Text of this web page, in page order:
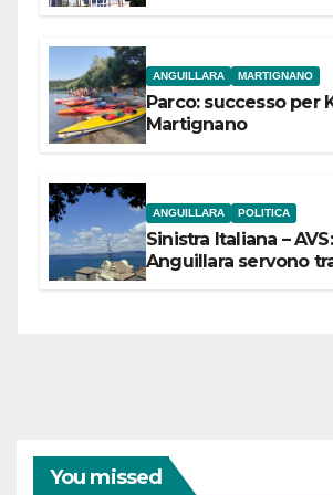
ANGUILLARA MARTIGNANO
Parco: successo per
Martignano
ANGUILLARA POLITICA
Sinistra Italiana –
Anguillara servono
You missed